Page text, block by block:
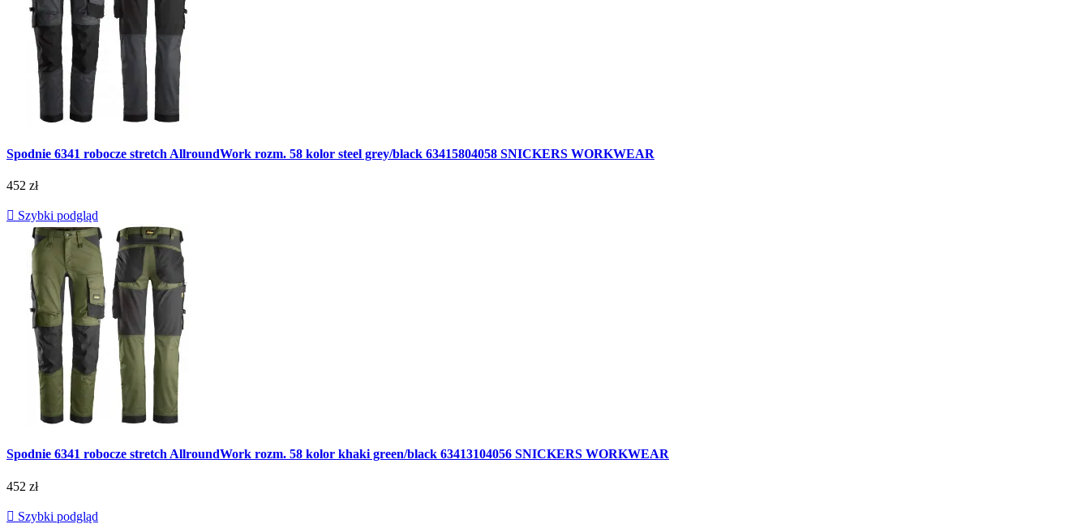
Spodnie 6341 robocze stretch AllroundWork rozm. 58 kolor steel grey/black 63415804058 SNICKERS WORKWEAR
452 zł
 Szybki podgląd
Spodnie 6341 robocze stretch AllroundWork rozm. 58 kolor khaki green/black 63413104056 SNICKERS WORKWEAR
452 zł
 Szybki podgląd